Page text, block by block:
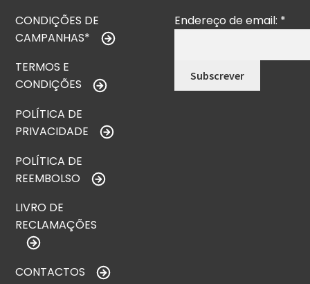
CONDIÇÕES DE
CAMPANHAS*
TERMOS E
CONDIÇÕES
POLÍTICA DE
PRIVACIDADE
POLÍTICA DE
REEMBOLSO
LIVRO DE
RECLAMAÇÕES
CONTACTOS
Endereço de email: *